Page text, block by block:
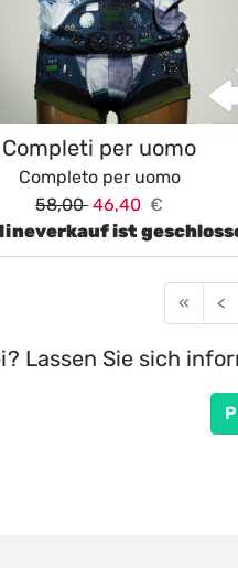
Completi per uomo
Completo per uomo
58,00 46,40 €
ist
« <
Lassen Sie sich